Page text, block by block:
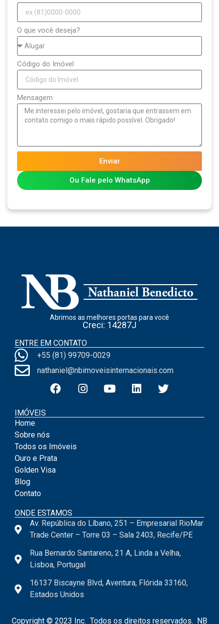
O que você deseja?
Código do Imóvel
Mensagem
Enviar
Ou Fale pelo WhatsApp
Abrimos as melhores portas para você
Creci: 14287J
ENTRE EM CONTATO
+55 (81) 99709-0029
nathaniel@nbimoveisinternacionais.com​
IMÓVEIS
Home
Sobre nós
Todos os Imóveis
Ouro e Prata
Golden Visa
Blog
Contato
ONDE ESTAMOS
Av. República do Líbano, 251 – Empresarial RioMar
Trade Center – Torre 03 – Sala 2403, Recife/PE
Rua Bernardo Santareno, 21 A, Linda a Velha,
Lisboa, Portugal
16137 Biscayne Blvd, Aventura, Flórida 33160,
Estados Unidos
Copyright © 2023 Inc. Todos os direitos reservados. NB